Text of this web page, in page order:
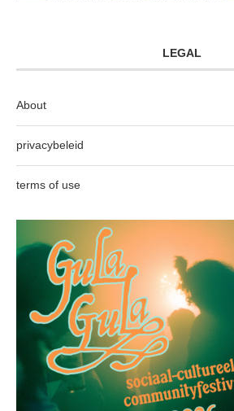
LEGAL
About
privacybeleid
terms of use